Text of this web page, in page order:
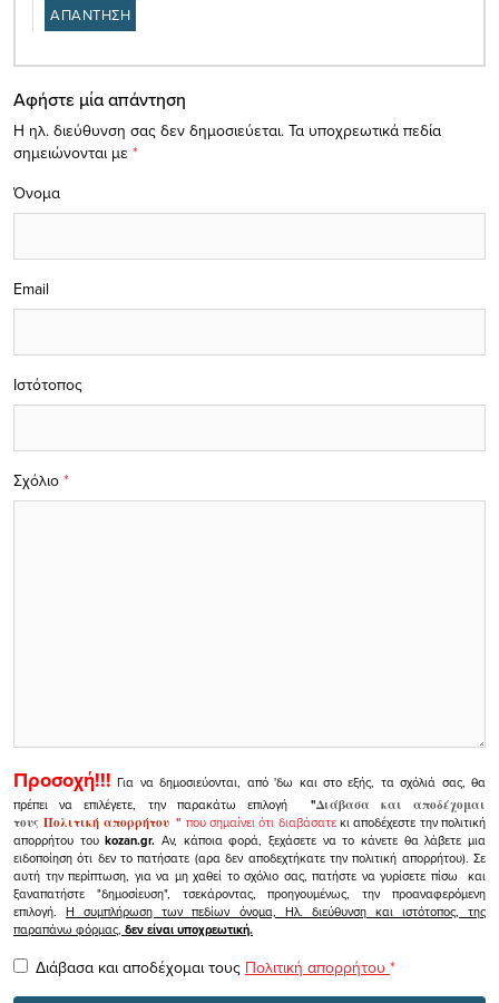
ΑΠΑΝΤΗΣΗ
Αφήστε μία απάντηση
Η ηλ. διεύθυνση σας δεν δημοσιεύεται. Τα υποχρεωτικά πεδία
σημειώνονται με *
Σχόλιο *
Όνομα
Email
Ιστότοπος
Προσοχή!!! Για να δημοσιεύονται, από 'δω και στο εξής, τα σχόλιά σας, θα
πρέπει να επιλέγετε, την παρακάτω επιλογή
"Διάβασα και αποδέχομαι
τουςΠολιτική απορρήτου" που σημαίνει ότι διαβάσατεκι αποδέχεστε την πολιτική
απορρήτου τουkozan.gr. Αν, κάποια φορά, ξεχάσετε να το κάνετε θα λάβετε μια
ειδοποίηση ότι δεν το πατήσατε (αρα δεν αποδεχτήκατε την πολιτική απορρήτου). Σε
αυτή την περίπτωση, για να μη χαθεί το σχόλιο σας, πατήστε να γυρίσετε πίσω και
ξαναπατήστε "δημοσίευση", τσεκάροντας, προηγουμένως, την προαναφερόμενη
επιλογή.Η συμπλήρωση των πεδίων όνομα, Ηλ. διεύθυνση και ιστότοπος, της
παραπάνω φόρμας, δεν είναι υποχρεωτική.
Διάβασα και αποδέχομαι τους Πολιτική απορρήτου *